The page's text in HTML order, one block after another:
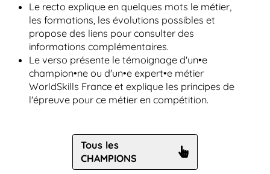
Le recto explique en quelques mots le métier,
les formations, les évolutions possibles et
propose des liens pour consulter des
informations complémentaires.
Le verso présente le témoignage d'un•e
champion•ne ou d'un•e expert•e métier
WorldSkills France et explique les principes de
l'épreuve pour ce métier en compétition.
Tous les
CHAMPIONS